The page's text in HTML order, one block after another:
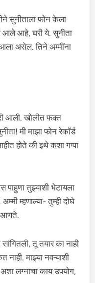
सुनीताला फोन केला
आले आहे, घरी ये. सुनीता
असेल. तिने अम्मींना
आली. खोलीत फक्त
मी माझा फोन रेकॉर्ड
होते की इथे कशा गप्पा
पाहुणा तुझ्याशी भेटायला
म्हणाल्या- तुम्ही दोघे
आणते.
तू तयार का नाही
माझ्या नवऱ्याशी
लग्नाचा काय उपयोग,